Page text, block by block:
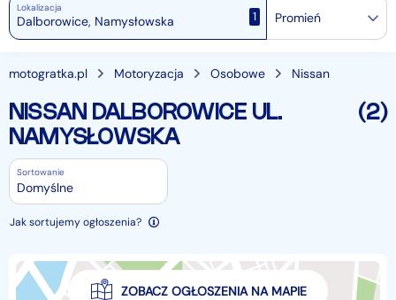
Lokalizacja
1 Promień
motogratka.pl Motoryzacja Osobowe Nissan
NISSAN DALBOROWICE UL.
NAMYSŁOWSKA
(2)
Sortowanie
Domyślne
Jak sortujemy ogłoszenia?
ZOBACZ OGŁOSZENIA NA MAPIE